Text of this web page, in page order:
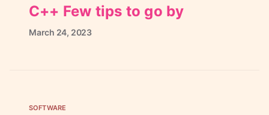
C++ Few tips to go by
March 24, 2023
SOFTWARE